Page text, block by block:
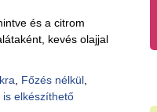
és a citrom
kevés olajjal
Főzés nélkül,
is elkészíthető